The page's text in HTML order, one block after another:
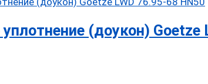
(доукон) Goetze